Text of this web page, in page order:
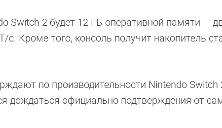
Switch 2 будет 12 ГБ оперативной памяти —
с. Кроме того, консоль получит накопитель
по производительности Nintendo Switch
дождаться официально подтверждения от